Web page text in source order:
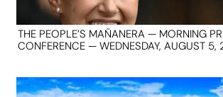
THE PEOPLE’S MAÑANERA — MORNING
CONFERENCE — WEDNESDAY, AUGUST